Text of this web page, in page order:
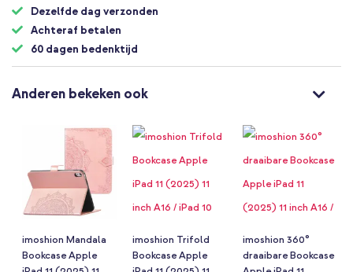
Dezelfde dag verzonden
Achteraf betalen
60 dagen bedenktijd
Anderen bekeken ook
imoshion Mandala
Bookcase Apple
imoshion Trifold
Bookcase Apple
imoshion 360°
draaibare Bookcase